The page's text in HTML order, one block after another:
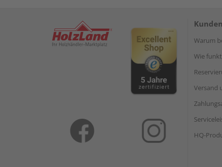
Warum
Wie
Versand
HQ-